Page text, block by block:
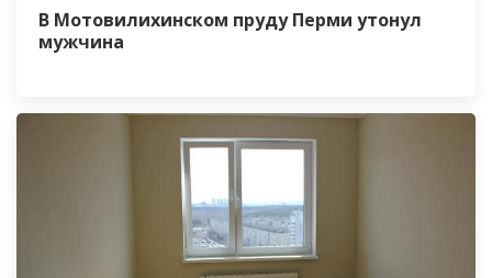
В Мотовилихинском пруду Перми утонул
мужчина